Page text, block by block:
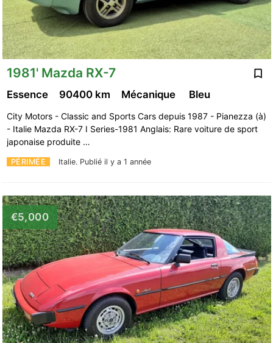
1981' Mazda RX-7
PÉRIMÉE Italie. Publié il y a 1 année
Essence 90400 km Mécanique Bleu
City Motors - Classic and Sports Cars depuis 1987 - Pianezza (à)
- Italie Mazda RX-7 I Series-1981 Anglais: Rare voiture de sport
japonaise produite …
€5,000